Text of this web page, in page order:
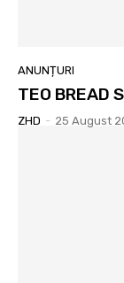
ANUNȚURI
TEO BREAD
ZHD - 25 August